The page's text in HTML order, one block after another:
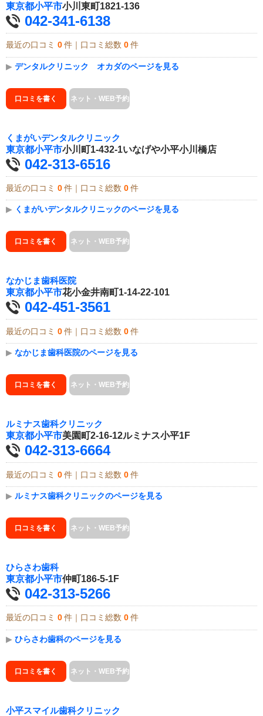
東京都小平市小川東町1821-136
042-341-6138
最近の口コミ 0 件｜口コミ総数 0 件
▶ デンタルクリニック オカダのページを見る
口コミを書く ネット・WEB予約
くまがいデンタルクリニック
東京都小平市小川町1-432-1いなげや小平小川橋店
042-313-6516
最近の口コミ 0 件｜口コミ総数 0 件
▶ くまがいデンタルクリニックのページを見る
口コミを書く ネット・WEB予約
なかじま歯科医院
東京都小平市花小金井南町1-14-22-101
042-451-3561
最近の口コミ 0 件｜口コミ総数 0 件
▶ なかじま歯科医院のページを見る
口コミを書く ネット・WEB予約
ルミナス歯科クリニック
東京都小平市美園町2-16-12ルミナス小平1F
042-313-6664
最近の口コミ 0 件｜口コミ総数 0 件
▶ ルミナス歯科クリニックのページを見る
口コミを書く ネット・WEB予約
ひらさわ歯科
東京都小平市仲町186-5-1F
042-313-5266
最近の口コミ 0 件｜口コミ総数 0 件
▶ ひらさわ歯科のページを見る
口コミを書く ネット・WEB予約
小平スマイル歯科クリニック